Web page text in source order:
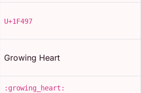
U+1F497
Growing Heart
:growing_heart: